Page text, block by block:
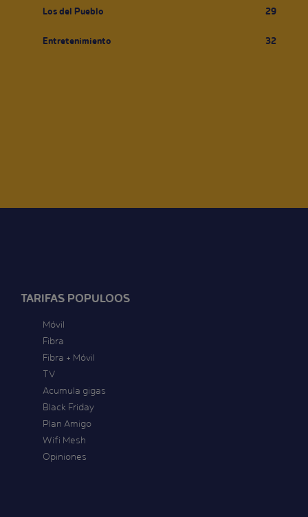
Los del Pueblo 29
Entretenimiento 32
TARIFAS POPULOOS
Móvil
Fibra
Fibra + Móvil
TV
Acumula gigas
Black Friday
Plan Amigo
Wifi Mesh
Opiniones